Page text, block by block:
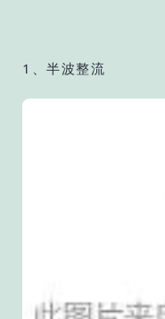
1、半波整流